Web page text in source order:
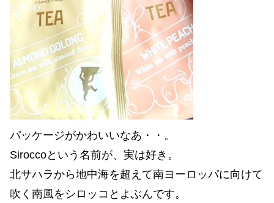
パッケージがかわいいなあ・・。
Siroccoという名前が、実は好き。
北サハラから地中海を超えて南ヨーロッパに向けて
吹く南風をシロッコとよぶんです。